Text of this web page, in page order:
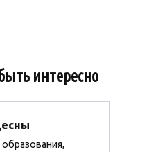
интересно